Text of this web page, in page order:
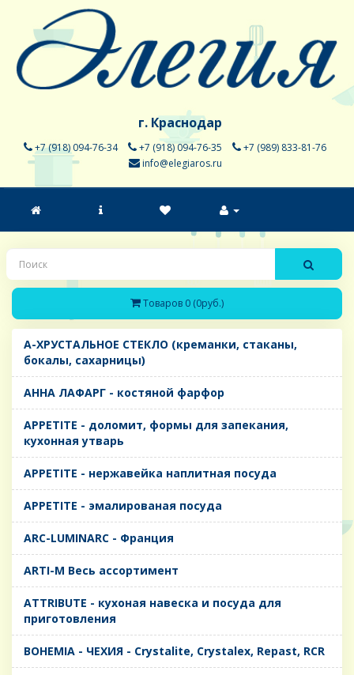
г. Краснодар
+7 (918) 094-76-34 +7 (918) 094-76-35
+7 (989) 833-81-76
info@elegiaros.ru
Товаров 0 (0руб.)
A-ХРУСТАЛЬНОЕ СТЕКЛО (креманки, стаканы,
бокалы, сахарницы)
AHHA ЛАФАРГ - костяной фарфор
APPETITE - доломит, формы для запекания,
кухонная утварь
APPETITE - нержавейка наплитная посуда
APPETITE - эмалированая посуда
ARC-LUMINARC - Франция
ARTI-M Весь ассортимент
ATTRIBUTE - кухоная навеска и посуда для
приготовления
BOHEMIA - ЧЕХИЯ - Crystalite, Crystalex, Repast, RCR